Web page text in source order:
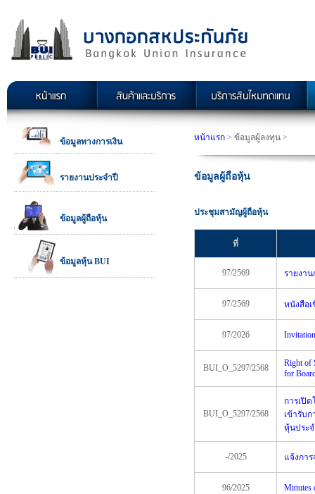
ข้อมูลทางการเงิน
รายงานประจำปี
ข้อมูลผู้ถือหุ้น
ข้อมูลหุ้น BUI
หน้าแรก > ข้อมูลผู้ลงทุน >
ข้อมูลผู้ถือหุ้น
ประชุมสามัญผู้ถือหุ้น
ที่
97/2569 รายงา
97/2569 หนังสือ
97/2026
BUI_O_5297/2568
Right of
for
BUI_O_5297/2568
การเปิ
เข้ารับ
หุ้นประจ
-/2025 แจ้งกา
96/2025 Minutes